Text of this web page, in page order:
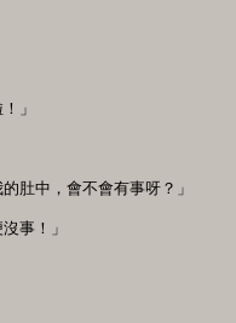
」
中，會不會有事呀？」
事！」